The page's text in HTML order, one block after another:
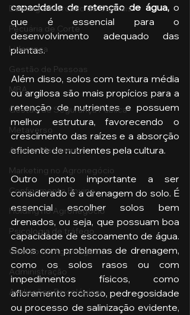
Banking e Mercado de Capitais
Pecuária de Corte
Liderança
Gestão de Pessoas
MBA
Gestão de Segurança Publica
Metaverso
Aula no Metaverso
Marketing no Agronegócio
Confinamento Bovino
Holding no Agronegócio
Psicologia de tráfego
Gestão do Agronegócio
Administração
Avaliações Psicológicas
capacidade de retenção de água, o
que é essencial para o
desenvolvimento adequado das
plantas.
Além disso, solos com textura média
ou argilosa são mais propícios para a
retenção de nutrientes e possuem
melhor estrutura, favorecendo o
crescimento das raízes e a absorção
eficiente de nutrientes pela cultura.
Outro ponto importante a ser
considerado é a drenagem do solo. É
essencial escolher solos bem
drenados, ou seja, que possuam boa
capacidade de escoamento de água.
Solos com problemas de drenagem,
como os solos rasos ou com
impedimentos físicos, como
afloramento rochoso, pedregosidade
ou processo de salinização evidente,